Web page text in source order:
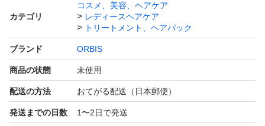
カテゴリ
コスメ、美容、ヘアケア
レディースヘアケア
トリートメント、ヘアパック
ブランド ORBIS
商品の状態 未使用
配送の方法 おてがる配送（日本郵便）
発送までの日数 1〜2日で発送